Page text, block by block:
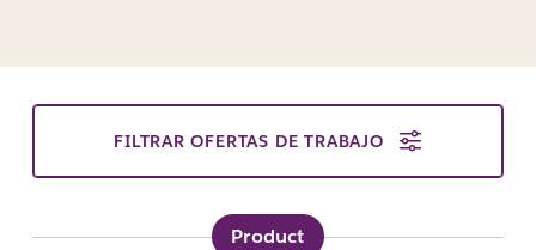
FILTRAR OFERTAS DE TRABAJO
Product